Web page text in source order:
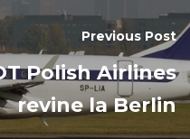
Previous Post
Polish Airlines
revine la Berlin